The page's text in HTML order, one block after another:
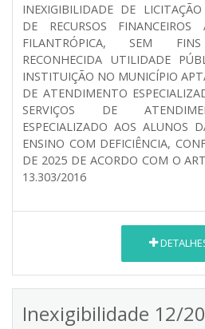
INEXIGIBILIDADE DE
DE RECURSOS
FILANTRÓPICA, SEM
RECONHECIDA UTILIDADE
INSTITUIÇÃO NO MUNICÍPIO
DE ATENDIMENTO
SERVIÇOS DE
ESPECIALIZADO AOS ALUNOS
ENSINO COM DEFICIÊNCIA,
DE 2025 DE ACORDO COM O
13.303/2016
Inexigibilidade 12/